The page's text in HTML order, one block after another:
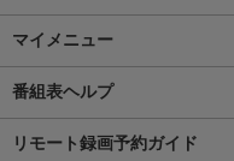
マイメニュー
番組表ヘルプ
リモート録画予約ガイド